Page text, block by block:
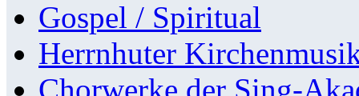
Gospel / Spiritual
Herrnhuter